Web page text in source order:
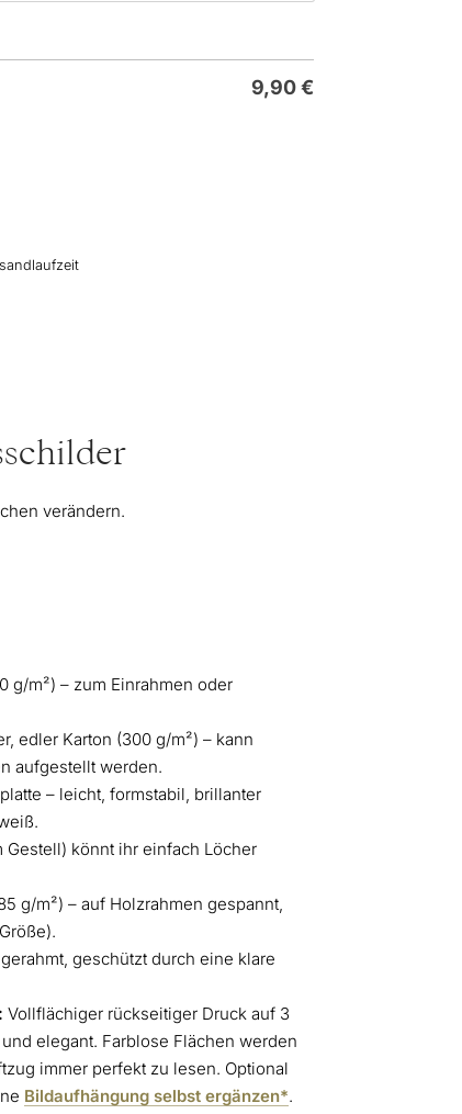
9,90€
verändern.
g/m²) – zum Einrahmen oder
edler Karton (300 g/m²) – kann
aufgestellt werden.
– leicht, formstabil, brillanter
könnt ihr einfach Löcher
g/m²) – auf Holzrahmen gespannt,
geschützt durch eine klare
Vollflächiger rückseitiger Druck auf 3
elegant. Farblose Flächen werden
immer perfekt zu lesen. Optional
Bildaufhängung selbst ergänzen*.